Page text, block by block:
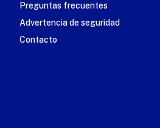
Preguntas frecuentes
Advertencia de seguridad
Contacto